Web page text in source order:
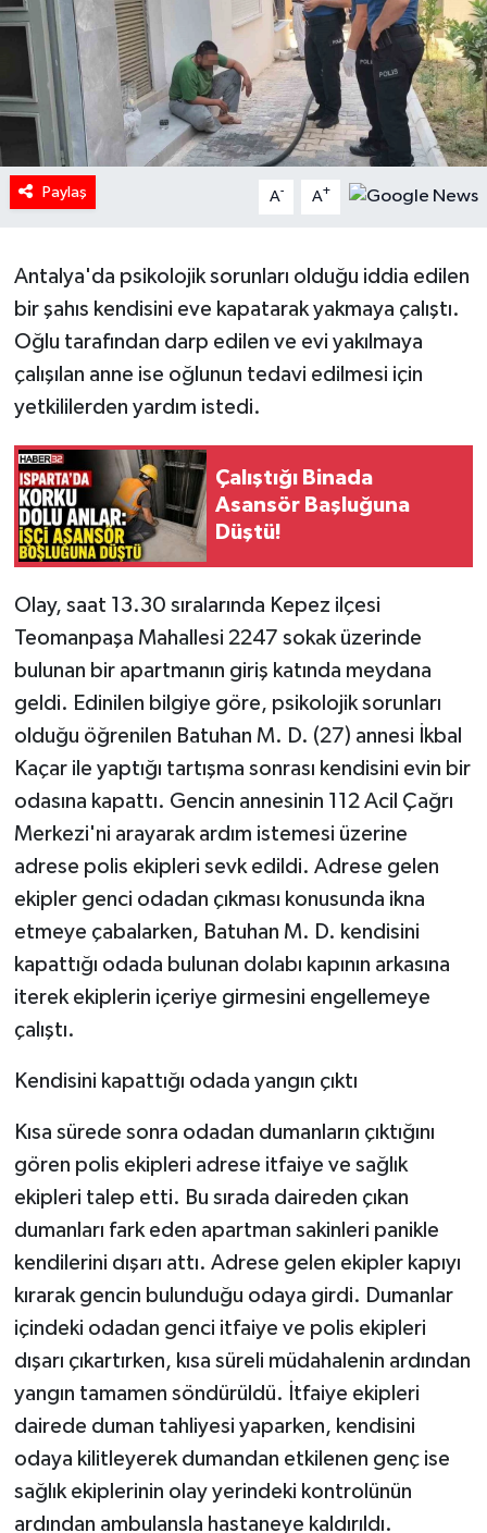
Paylaş A- A+
Antalya'da psikolojik sorunları olduğu iddia edilen
bir şahıs kendisini eve kapatarak yakmaya çalıştı.
Oğlu tarafından darp edilen ve evi yakılmaya
çalışılan anne ise oğlunun tedavi edilmesi için
yetkililerden yardım istedi.
Çalıştığı Binada
Asansör Başluğuna
Düştü!
Olay, saat 13.30 sıralarında Kepez ilçesi
Teomanpaşa Mahallesi 2247 sokak üzerinde
bulunan bir apartmanın giriş katında meydana
geldi. Edinilen bilgiye göre, psikolojik sorunları
olduğu öğrenilen Batuhan M. D. (27) annesi İkbal
Kaçar ile yaptığı tartışma sonrası kendisini evin bir
odasına kapattı. Gencin annesinin 112 Acil Çağrı
Merkezi'ni arayarak ardım istemesi üzerine
adrese polis ekipleri sevk edildi. Adrese gelen
ekipler genci odadan çıkması konusunda ikna
etmeye çabalarken, Batuhan M. D. kendisini
kapattığı odada bulunan dolabı kapının arkasına
iterek ekiplerin içeriye girmesini engellemeye
çalıştı.
Kendisini kapattığı odada yangın çıktı
Kısa sürede sonra odadan dumanların çıktığını
gören polis ekipleri adrese itfaiye ve sağlık
ekipleri talep etti. Bu sırada daireden çıkan
dumanları fark eden apartman sakinleri panikle
kendilerini dışarı attı. Adrese gelen ekipler kapıyı
kırarak gencin bulunduğu odaya girdi. Dumanlar
içindeki odadan genci itfaiye ve polis ekipleri
dışarı çıkartırken, kısa süreli müdahalenin ardından
yangın tamamen söndürüldü. İtfaiye ekipleri
dairede duman tahliyesi yaparken, kendisini
odaya kilitleyerek dumandan etkilenen genç ise
sağlık ekiplerinin olay yerindeki kontrolünün
ardından ambulansla hastaneye kaldırıldı.
MAGAZİN
Oyun
POLİTİKA
RESMİ İLANLAR
Spor
Tarihi Yapılarımız
Teknoloji
Türkiye
Yerel
Künye